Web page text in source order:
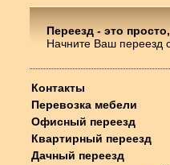
Переезд - это
Начните Ваш переезд
Контакты
Перевозка мебели
Офисный переезд
Квартирный переезд
Дачный переезд